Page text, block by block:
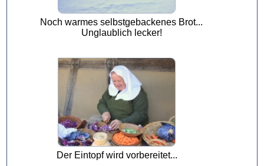
Noch warmes selbstgebackenes Brot...
Unglaublich lecker!
Der Eintopf wird vorbereitet...